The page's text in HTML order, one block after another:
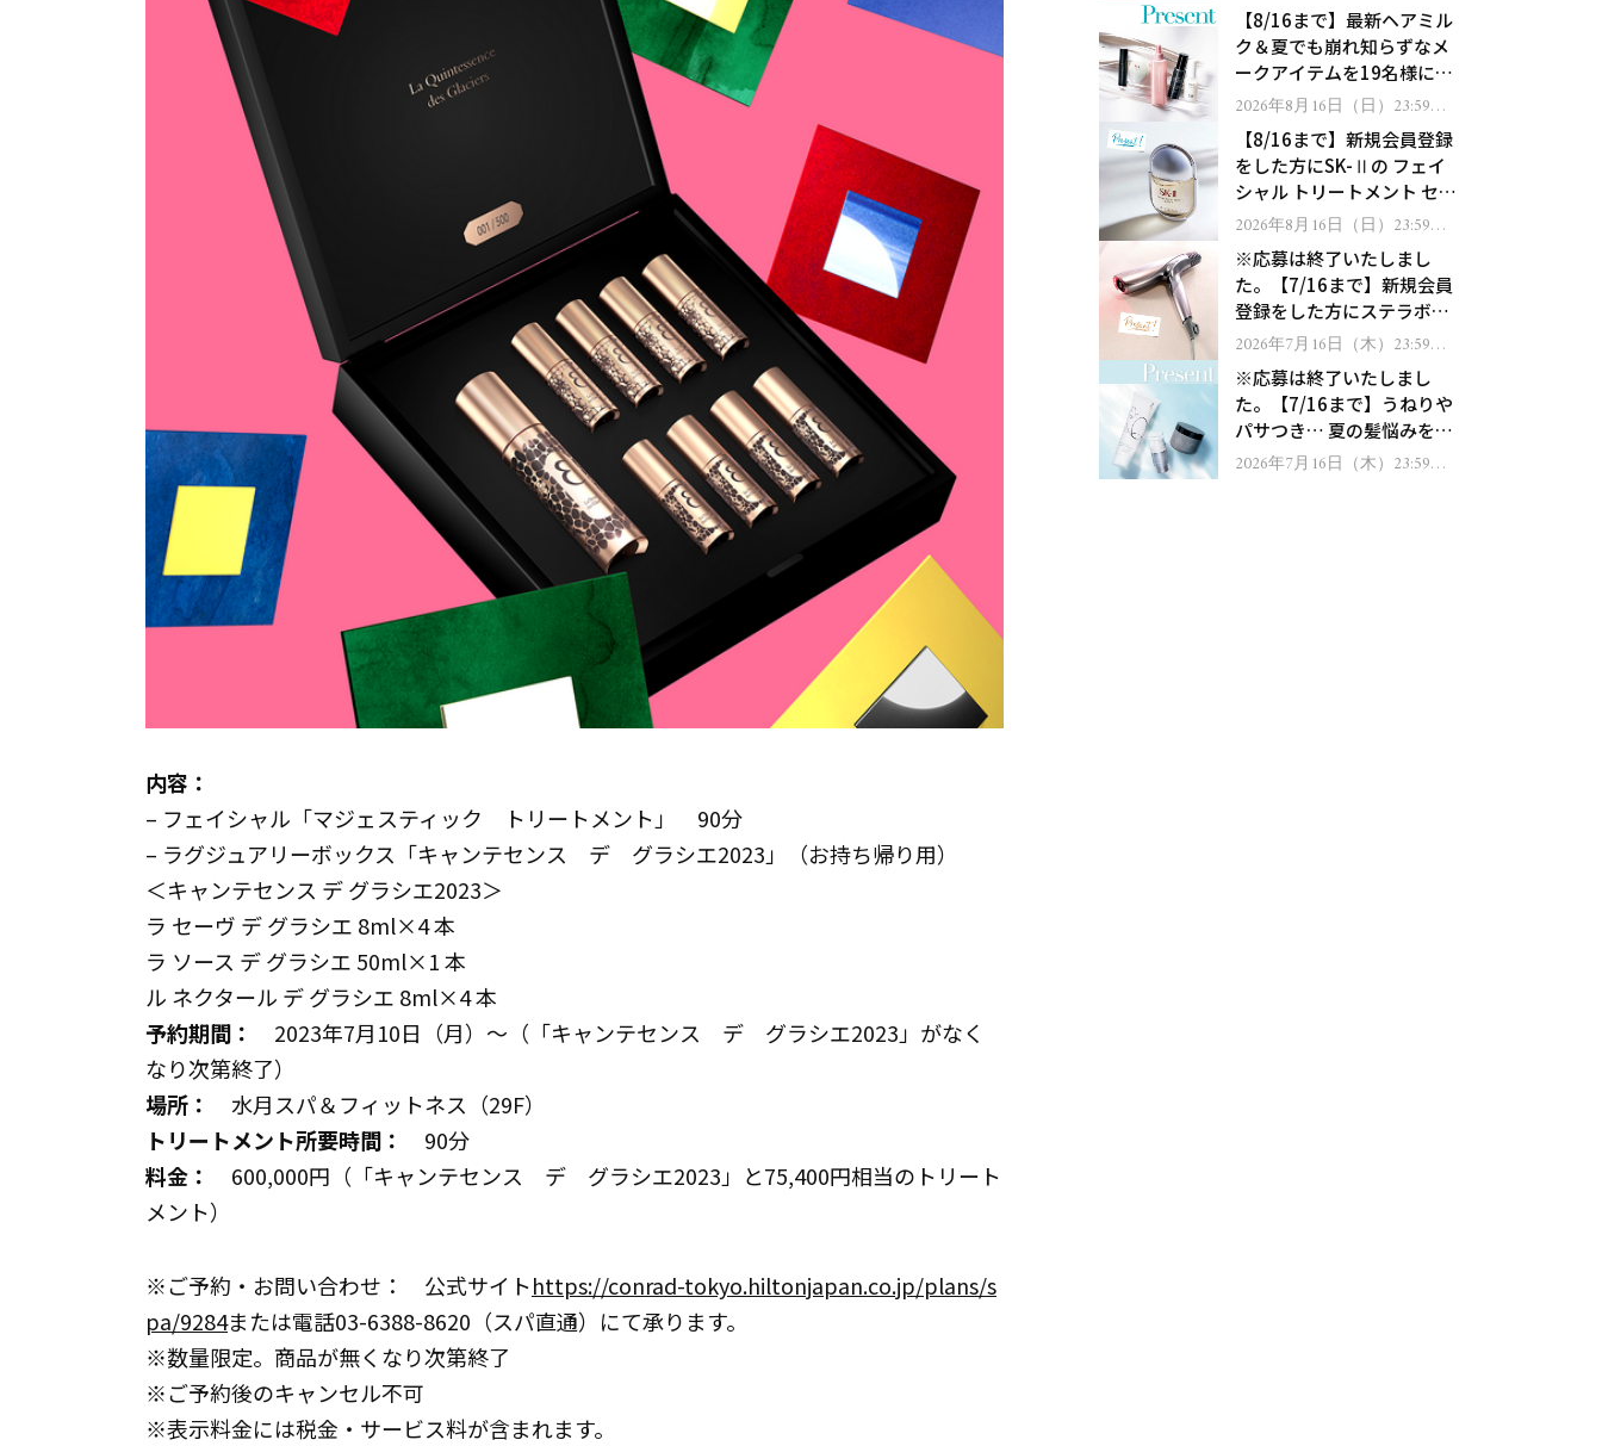
内容：
– フェイシャル「マジェスティック トリートメント」 90分
– ラグジュアリーボックス「キャンテセンス デ グラシエ2023」（お持ち帰り用）
＜キャンテセンス デ グラシエ2023＞
ラ セーヴ デ グラシエ 8ml×4 本
ラ ソース デ グラシエ 50ml×1 本
ル ネクタール デ グラシエ 8ml×4 本
予約期間：
2023年7月10日（月）～（「キャンテセンス デ グラシエ2023」がなく
なり次第終了）
場所：
水月スパ＆フィットネス（29F）
トリートメント所要時間：
90分
料金：
600,000円（「キャンテセンス デ グラシエ2023」と75,400円相当のトリート
メント）
※ご予約・お問い合わせ： 公式サイトhttps://conrad-tokyo.hiltonjapan.co.jp/plans/s
pa/9284または電話03-6388-8620（スパ直通）にて承ります。
※数量限定。商品が無くなり次第終了
※ご予約後のキャンセル不可
※表示料金には税金・サービス料が含まれます。
処！
【8/16まで】最新ヘアミル
ク＆夏でも崩れ知らずなメ
ークアイテムを19名様にプ
レゼント！
2026年8月16日（日）23:59ま
で【8/16まで】新規会員登録
をした方にSK-Ⅱの フェイ
シャル トリートメント セラ
ムをプレゼント！
2026年8月16日（日）23:59ま
※応募は終了いたしまし
た。【7/16まで】新規会員
登録をした方にステラボー
テのシャインリバース ヘア
ゼント！
2026年7月16日（木）23:59ま
※応募は終了いたしまし
た。【7/16まで】うねりや
パサつき… 夏の髪悩みを解
消するヘアケアアイテムを
2026年7月16日（木）23:59ま